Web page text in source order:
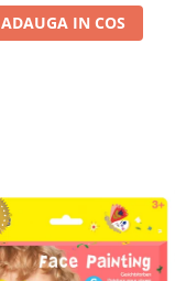
ADAUGA IN COS